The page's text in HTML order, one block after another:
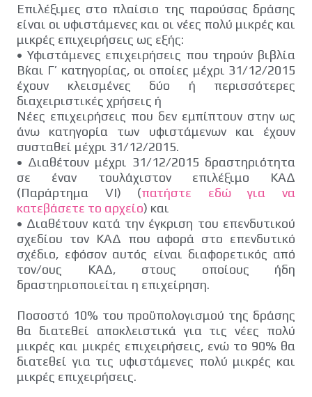
Επιλέξιμες στο πλαίσιο της παρούσας δράσης
είναι οι υφιστάμενες και οι νέες πολύ μικρές και
μικρές επιχειρήσεις ως εξής:
• Υφιστάμενες επιχειρήσεις που τηρούν βιβλία
Β΄και Γ’ κατηγορίας, οι οποίες μέχρι 31/12/2015
έχουν κλεισμένες δύο ή περισσότερες
διαχειριστικές χρήσεις ή
Νέες επιχειρήσεις που δεν εμπίπτουν στην ως
άνω κατηγορία των υφιστάμενων και έχουν
συσταθεί μέχρι 31/12/2015.
• Διαθέτουν μέχρι 31/12/2015 δραστηριότητα
σε έναν τουλάχιστον επιλέξιμο ΚΑΔ
(Παράρτημα VI) (πατήστε εδώ για να
κατεβάσετε το αρχείο) και
• Διαθέτουν κατά την έγκριση του επενδυτικού
σχεδίου τον ΚΑΔ που αφορά στο επενδυτικό
σχέδιο, εφόσον αυτός είναι διαφορετικός από
τον/ους ΚΑΔ, στους οποίους ήδη
δραστηριοποιείται η επιχείρηση.
Ποσοστό 10% του προϋπολογισμού της δράσης
θα διατεθεί αποκλειστικά για τις νέες πολύ
μικρές και μικρές επιχειρήσεις, ενώ το 90% θα
διατεθεί για τις υφιστάμενες πολύ μικρές και
μικρές επιχειρήσεις.